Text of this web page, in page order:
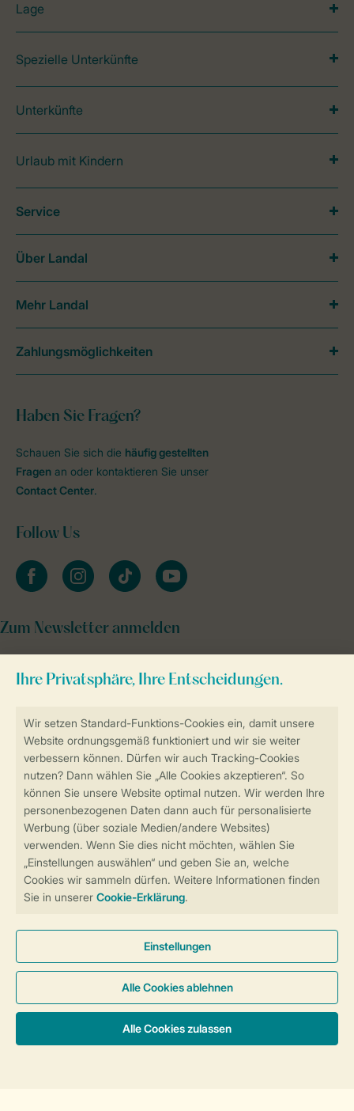
Sicherstellung Deiner Privatsphäre
Sicher und schnell zur Online-Buchung
Sichere Datenübertragung
Sicheres Bezahlen
Lage
Spezielle Unterkünfte
Unterkünfte
Urlaub mit Kindern
Haben Sie Fragen?
Schauen Sie sich die häufig gestellten
Fragen an oder kontaktieren Sie unser
Contact Center.
Follow Us
facebookinstagramtiktok youtube
Zum Newsletter anmelden
Service
Über Landal
Mehr Landal
Zahlungsmöglichkeiten
Cookies und Banner
Barrierefreiheit
© 2026 Landal GreenParks GmbH